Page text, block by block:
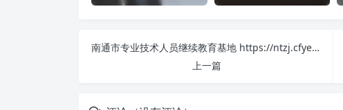
南通市专业技术人员继续教育基地 https://ntzj.cfyedu.com/#/home 刷课也能轻松过！简单技巧大公开
上一篇